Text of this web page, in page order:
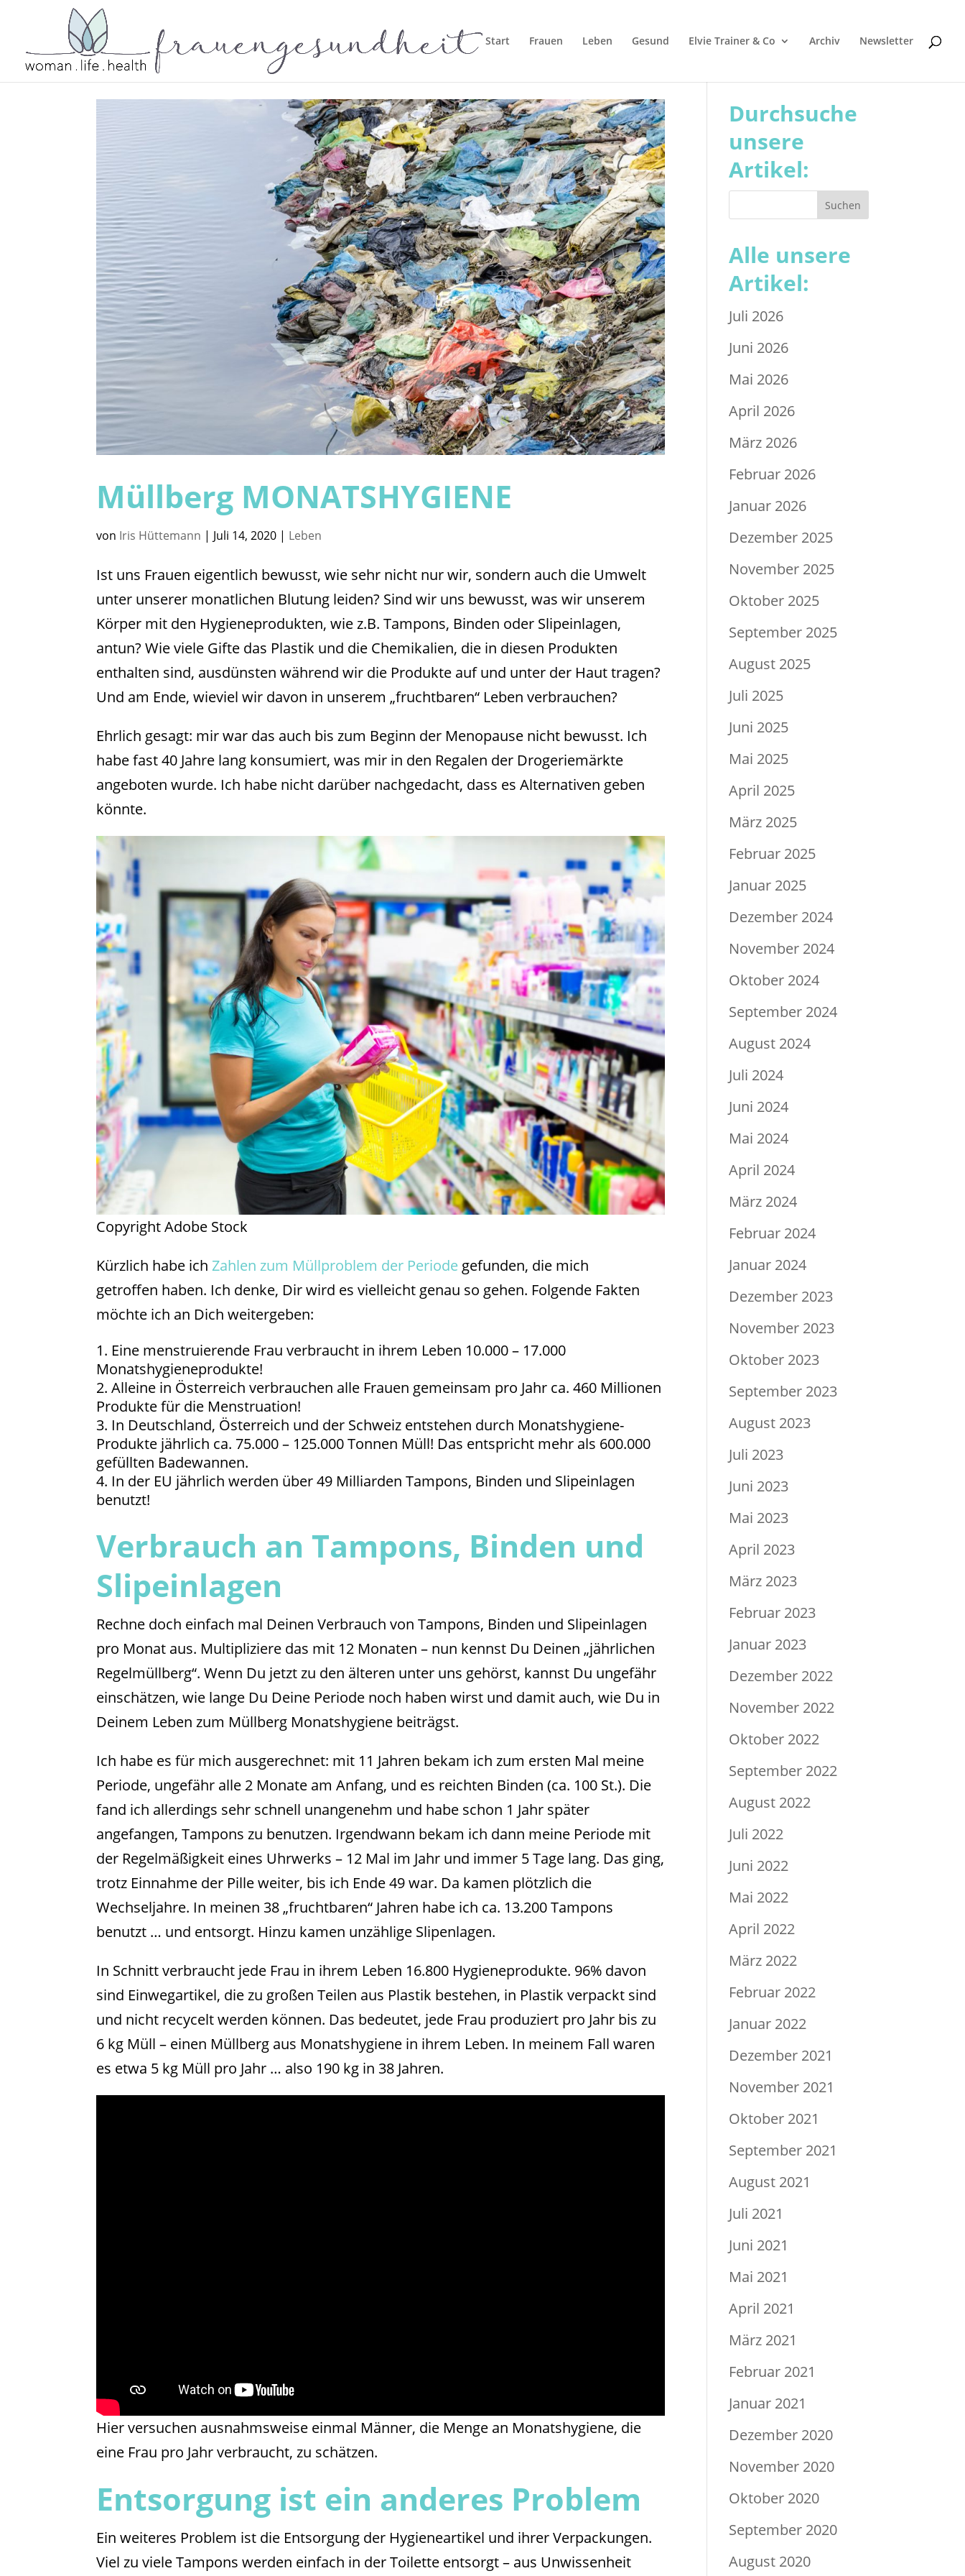
Start Frauen Leben Gesund Elvie Trainer & Co Archiv Newsletter
Müllberg MONATSHYGIENE
von Iris Hüttemann | Juli 14, 2020 | Leben
Ist uns Frauen eigentlich bewusst, wie sehr nicht nur wir, sondern auch die Umwelt
unter unserer monatlichen Blutung leiden? Sind wir uns bewusst, was wir unserem
Körper mit den Hygieneprodukten, wie z.B. Tampons, Binden oder Slipeinlagen,
antun? Wie viele Gifte das Plastik und die Chemikalien, die in diesen Produkten
enthalten sind, ausdünsten während wir die Produkte auf und unter der Haut tragen?
Und am Ende, wieviel wir davon in unserem „fruchtbaren“ Leben verbrauchen?
Ehrlich gesagt: mir war das auch bis zum Beginn der Menopause nicht bewusst. Ich
habe fast 40 Jahre lang konsumiert, was mir in den Regalen der Drogeriemärkte
angeboten wurde. Ich habe nicht darüber nachgedacht, dass es Alternativen geben
könnte.
Copyright Adobe Stock
Kürzlich habe ichZahlen zum Müllproblem der Periode gefunden, die mich
getroffen haben. Ich denke, Dir wird es vielleicht genau so gehen. Folgende Fakten
möchte ich an Dich weitergeben:
Eine menstruierende Frau verbraucht in ihrem Leben 10.000 – 17.000
Monatshygieneprodukte!
Alleine in Österreich verbrauchen alle Frauen gemeinsam pro Jahr ca. 460 Millionen
Produkte für die Menstruation!
In Deutschland, Österreich und der Schweiz entstehen durch Monatshygiene-
Produkte jährlich ca. 75.000 – 125.000 Tonnen Müll! Das entspricht mehr als 600.000
gefüllten Badewannen.
In der EU jährlich werden über 49 Milliarden Tampons, Binden und Slipeinlagen
benutzt!
Verbrauch an Tampons, Binden und
Slipeinlagen
Rechne doch einfach mal Deinen Verbrauch von Tampons, Binden und Slipeinlagen
pro Monat aus. Multipliziere das mit 12 Monaten – nun kennst Du Deinen „jährlichen
Regelmüllberg“. Wenn Du jetzt zu den älteren unter uns gehörst, kannst Du ungefähr
einschätzen, wie lange Du Deine Periode noch haben wirst und damit auch, wie Du in
Deinem Leben zum Müllberg Monatshygiene beiträgst.
Ich habe es für mich ausgerechnet: mit 11 Jahren bekam ich zum ersten Mal meine
Periode, ungefähr alle 2 Monate am Anfang, und es reichten Binden (ca. 100 St.). Die
fand ich allerdings sehr schnell unangenehm und habe schon 1 Jahr später
angefangen, Tampons zu benutzen. Irgendwann bekam ich dann meine Periode mit
der Regelmäßigkeit eines Uhrwerks – 12 Mal im Jahr und immer 5 Tage lang. Das ging,
trotz Einnahme der Pille weiter, bis ich Ende 49 war. Da kamen plötzlich die
Wechseljahre. In meinen 38 „fruchtbaren“ Jahren habe ich ca. 13.200 Tampons
benutzt … und entsorgt. Hinzu kamen unzählige Slipenlagen.
In Schnitt verbraucht jede Frau in ihrem Leben 16.800 Hygieneprodukte. 96% davon
sind Einwegartikel, die zu großen Teilen aus Plastik bestehen, in Plastik verpackt sind
und nicht recycelt werden können. Das bedeutet, jede Frau produziert pro Jahr bis zu
6 kg Müll – einen Müllberg aus Monatshygiene in ihrem Leben. In meinem Fall waren
es etwa 5 kg Müll pro Jahr … also 190 kg in 38 Jahren.
Hier versuchen ausnahmsweise einmal Männer, die Menge an Monatshygiene, die
eine Frau pro Jahr verbraucht, zu schätzen.
Entsorgung ist ein anderes Problem
Ein weiteres Problem ist die Entsorgung der Hygieneartikel und ihrer Verpackungen.
Viel zu viele Tampons werden einfach in der Toilette entsorgt – aus Unwissenheit
Durchsuche
unsere
Artikel:
Alle unsere
Artikel:
Juli 2026
Juni 2026
Mai 2026
April 2026
März 2026
Februar 2026
Januar 2026
Dezember 2025
November 2025
Oktober 2025
September 2025
August 2025
Juli 2025
Juni 2025
Mai 2025
April 2025
März 2025
Februar 2025
Januar 2025
Dezember 2024
November 2024
Oktober 2024
September 2024
August 2024
Juli 2024
Juni 2024
Mai 2024
April 2024
März 2024
Februar 2024
Januar 2024
Dezember 2023
November 2023
Oktober 2023
September 2023
August 2023
Juli 2023
Juni 2023
Mai 2023
April 2023
März 2023
Februar 2023
Januar 2023
Dezember 2022
November 2022
Oktober 2022
September 2022
August 2022
Juli 2022
Juni 2022
Mai 2022
April 2022
März 2022
Februar 2022
Januar 2022
Dezember 2021
November 2021
Oktober 2021
September 2021
August 2021
Juli 2021
Juni 2021
Mai 2021
April 2021
März 2021
Februar 2021
Januar 2021
Dezember 2020
November 2020
Oktober 2020
September 2020
August 2020